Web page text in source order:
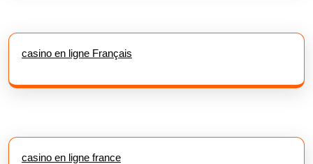
casino en ligne Français
casino en ligne france